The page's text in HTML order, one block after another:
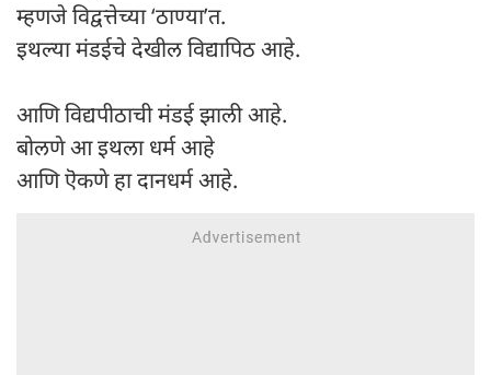
म्हणजे विद्वत्तेच्या ‘ठाण्या’त.
इथल्या मंडईचे देखील विद्यापिठ आहे.
आणि विद्यपीठाची मंडई झाली आहे.
बोलणे आ इथला धर्म आहे
आणि ऎकणे हा दानधर्म आहे.